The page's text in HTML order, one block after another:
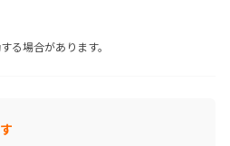
る場合があります。